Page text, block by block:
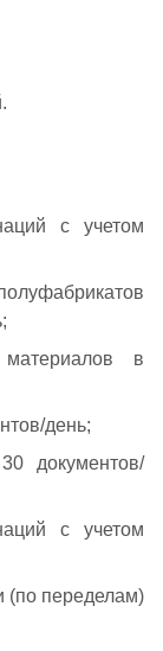
с учетом
в
день;
документов/
с учетом
(по переделам)